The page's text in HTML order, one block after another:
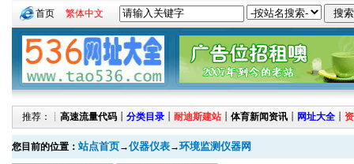
首页 繁体中文
推荐：┊ 高速流量代码 ┊ 分类目录 ┊ 耐迪斯建站 ┊ 体育新闻资讯 ┊ 网址大全 ┊
您目前的位置： 站点首页→仪器仪表→环境监测仪器网